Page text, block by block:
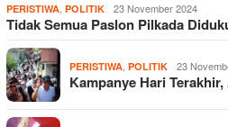
PERISTIWA, POLITIK 23 November 2024
Tidak Semua Paslon Pilkada
PERISTIWA, POLITIK 23
Kampanye Hari